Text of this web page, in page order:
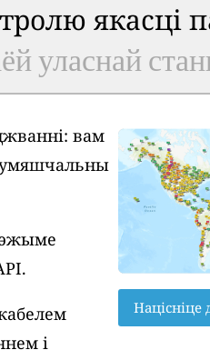
якасці
уласнай
вам
і